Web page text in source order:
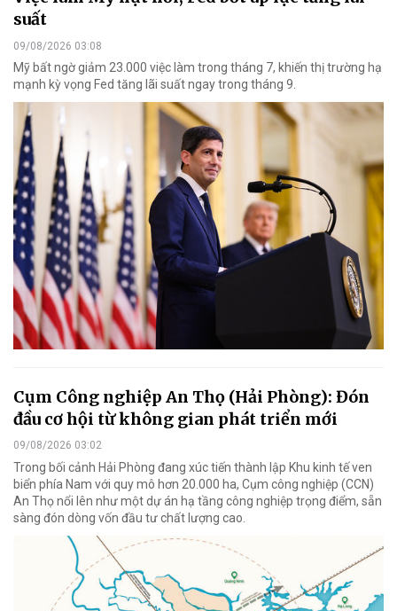
suất
09/08/2026 03:08
Mỹ bất ngờ giảm 23.000 việc làm trong tháng 7, khiến thị trường hạ
mạnh kỳ vọng Fed tăng lãi suất ngay trong tháng 9.
Cụm Công nghiệp An Thọ (Hải Phòng): Đón
đầu cơ hội từ không gian phát triển mới
09/08/2026 03:02
Trong bối cảnh Hải Phòng đang xúc tiến thành lập Khu kinh tế ven
biển phía Nam với quy mô hơn 20.000 ha, Cụm công nghiệp (CCN)
An Thọ nổi lên như một dự án hạ tầng công nghiệp trọng điểm, sẵn
sàng đón dòng vốn đầu tư chất lượng cao.